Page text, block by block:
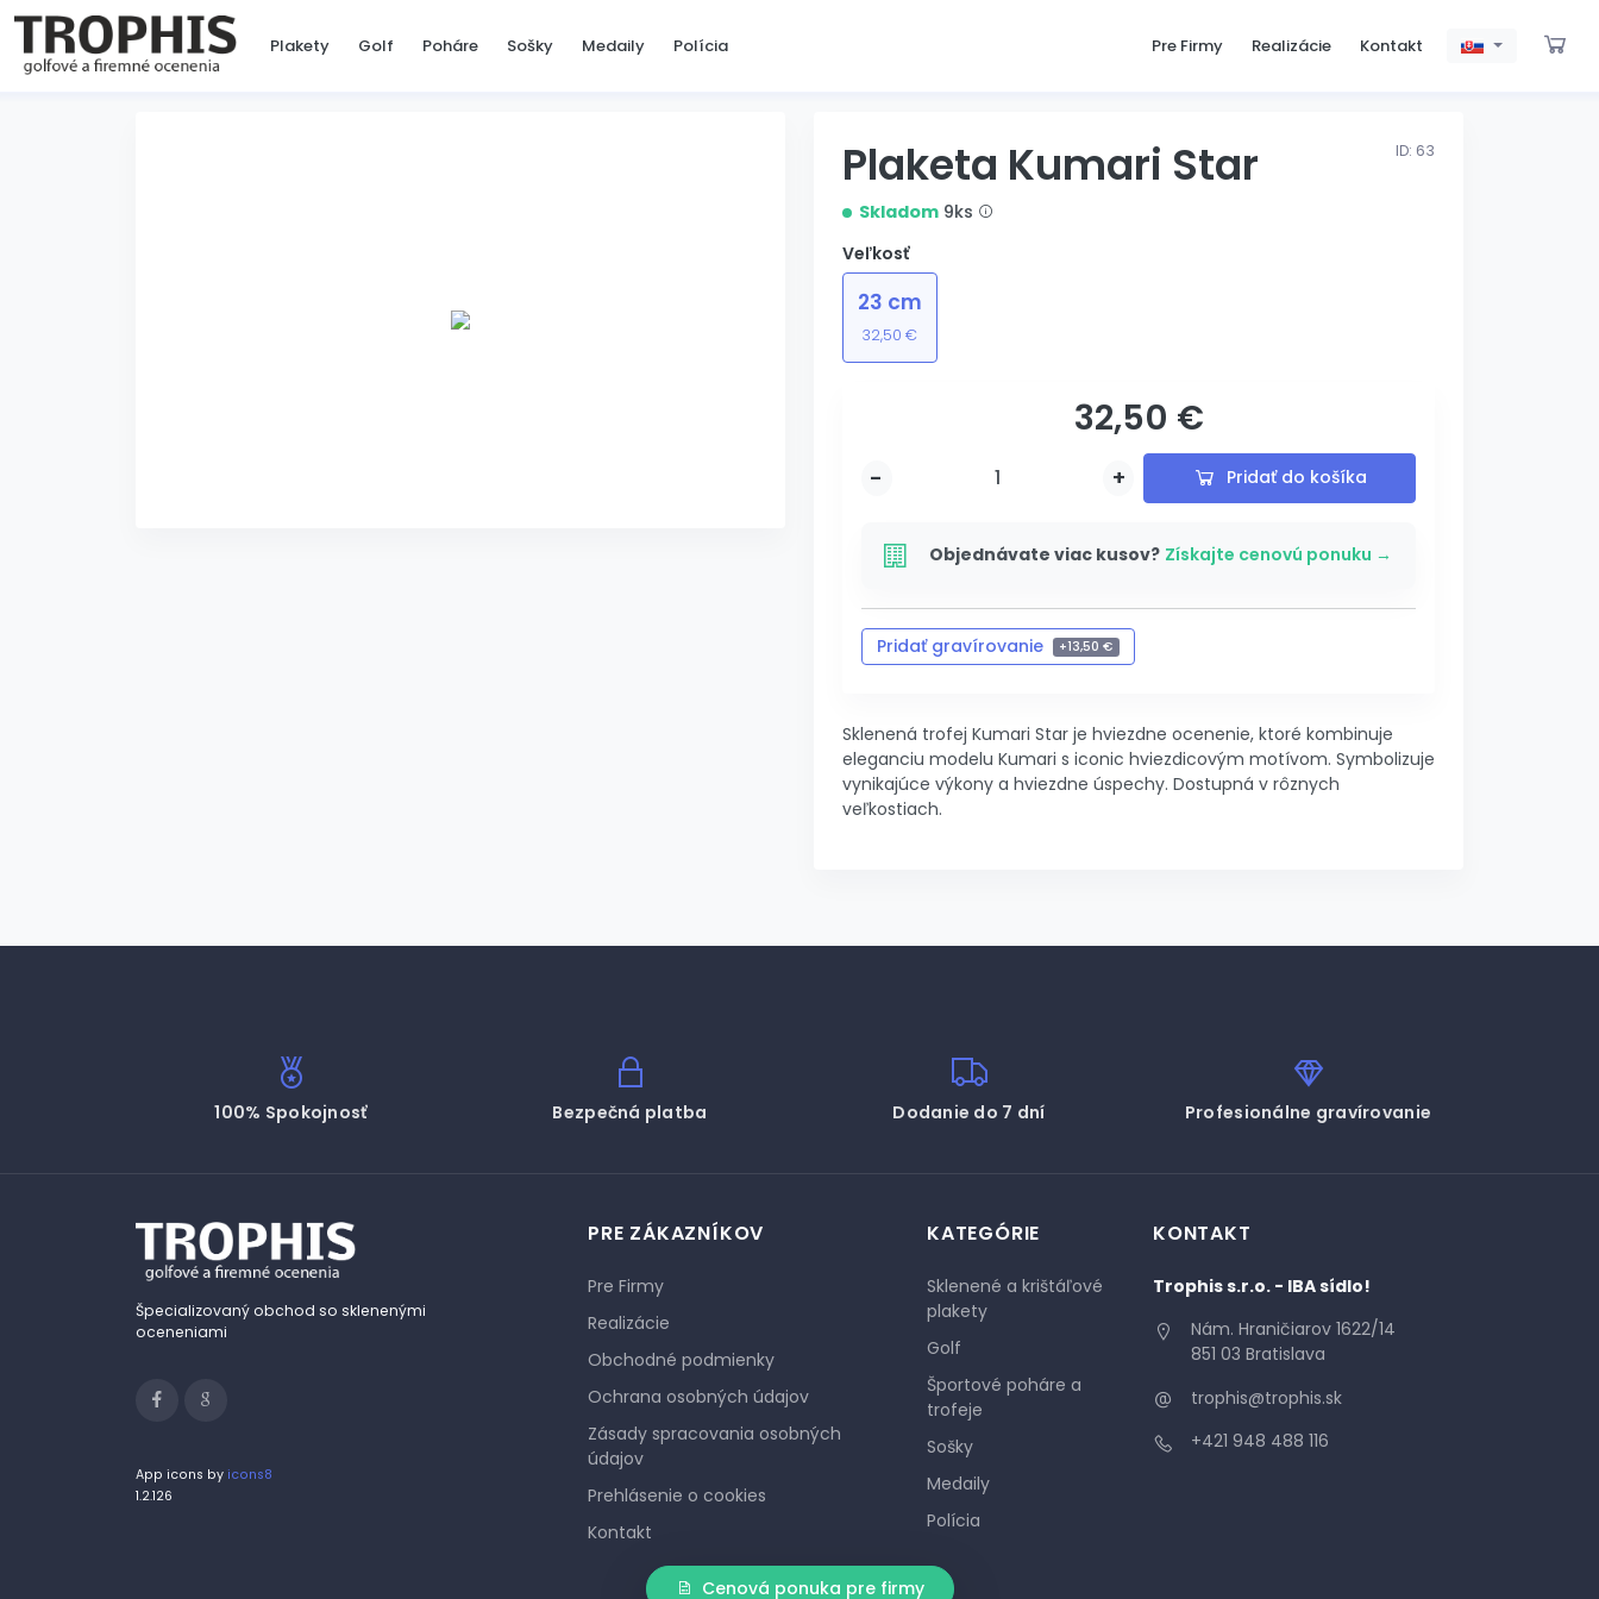
Plakety Golf Poháre Sošky Medaily Polícia Pre Firmy Realizácie Kontakt
Plaketa Kumari Star ID: 63
Skladom 9ks
Veľkosť
23 cm
32,50 €
32,50 €
s gravírovaním
- +
Pridať do košíka
Pridávam...
Pridané
Objednávate viac kusov? Získajte cenovú ponuku →
Pridať gravírovanie +13,50 €
Zrušiť gravírovanie
Sklenená trofej Kumari Star je hviezdne ocenenie, ktoré kombinuje
eleganciu modelu Kumari s iconic hviezdicovým motívom. Symbolizuje
vynikajúce výkony a hviezdne úspechy. Dostupná v rôznych
veľkostiach.
100% Spokojnosť Bezpečná platba Dodanie do 7 dní Profesionálne gravírovanie
Špecializovaný obchod so sklenenými
oceneniami
App icons by icons8
1.2.126
PRE ZÁKAZNÍKOV
Pre Firmy
Realizácie
Obchodné podmienky
Ochrana osobných údajov
Zásady spracovania osobných
údajov
Prehlásenie o cookies
Kontakt
KATEGÓRIE
Sklenené a krištáľové
plakety
Golf
Športové poháre a
trofeje
Sošky
Medaily
Polícia
KONTAKT
Trophis s.r.o. - IBA sídlo!
Nám. Hraničiarov 1622/14
851 03 Bratislava
trophis@trophis.sk
+421 948 488 116
Cenová ponuka pre firmy